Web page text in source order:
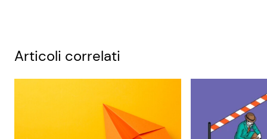
Articoli correlati